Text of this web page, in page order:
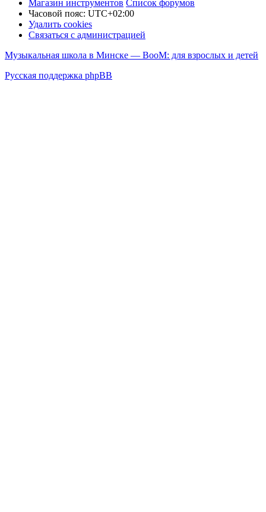
Магазин инструментов Список форумов
Часовой пояс: UTC+02:00
Удалить cookies
Связаться с администрацией
Музыкальная школа в Минске — BooM: для взрослых и детей
Русская поддержка phpBB